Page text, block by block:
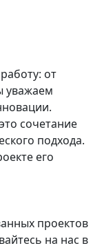
от
уважаем
сочетание
подхода.
его
проектов
на нас в